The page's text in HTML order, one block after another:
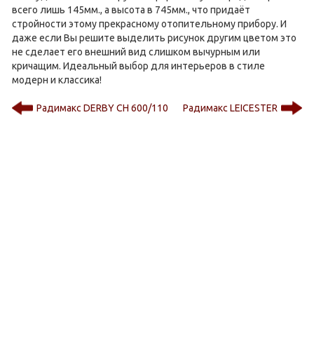
всего лишь 145мм., а высота в 745мм., что придаёт
стройности этому прекрасному отопительному прибору. И
даже если Вы решите выделить рисунок другим цветом это
не сделает его внешний вид слишком вычурным или
кричащим. Идеальный выбор для интерьеров в стиле
модерн и классика!
Радимакс DERBY CH 600/110 Радимакс LEICESTER